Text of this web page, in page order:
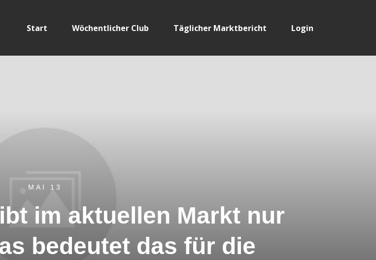
Start Wöchentlicher Club Täglicher Marktbericht Login
MAI 13
im aktuellen Markt nur
bedeutet das für die